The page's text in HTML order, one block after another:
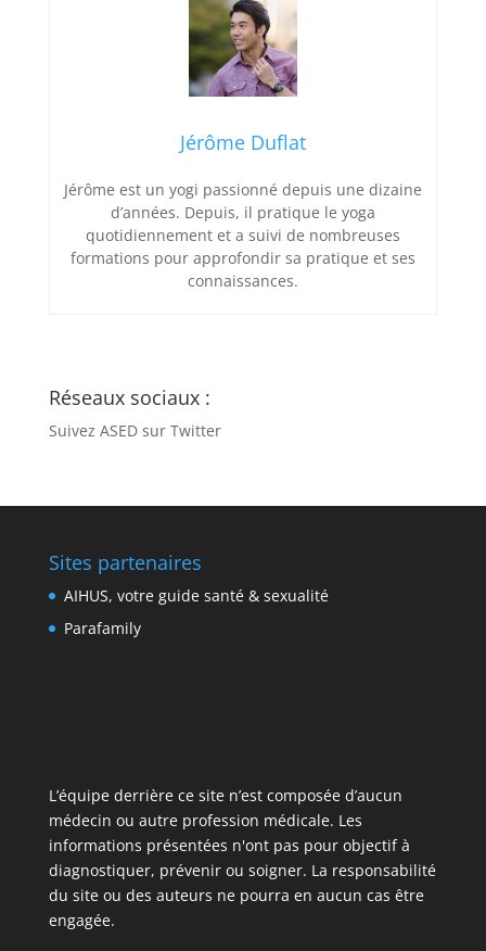
Jérôme Duflat
Jérôme est un yogi passionné depuis une dizaine
d’années. Depuis, il pratique le yoga
quotidiennement et a suivi de nombreuses
formations pour approfondir sa pratique et ses
connaissances.
Réseaux sociaux :
Suivez ASED sur Twitter
Sites partenaires
AIHUS, votre guide santé & sexualité
Parafamily
L’équipe derrière ce site n’est composée d’aucun
médecin ou autre profession médicale. Les
informations présentées n'ont pas pour objectif à
diagnostiquer, prévenir ou soigner. La responsabilité
du site ou des auteurs ne pourra en aucun cas être
engagée.